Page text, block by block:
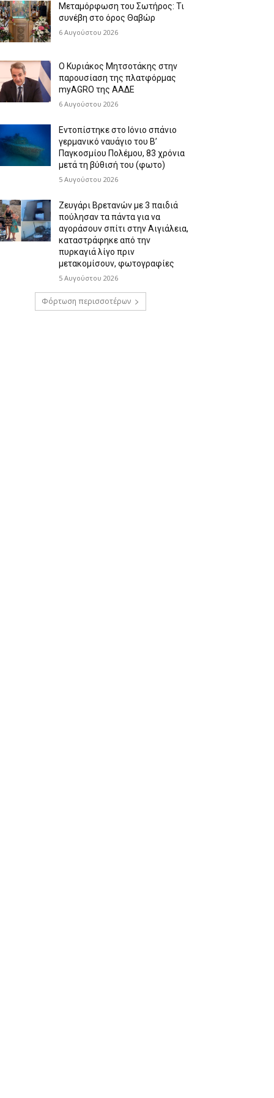
Μεταμόρφωση του Σωτήρος: Τι
συνέβη στο όρος Θαβώρ
6 Αυγούστου 2026
Ο Κυριάκος Μητσοτάκης στην
παρουσίαση της πλατφόρμας
myAGRO της ΑΑΔΕ
6 Αυγούστου 2026
Εντοπίστηκε στο Ιόνιο σπάνιο
γερμανικό ναυάγιο του Β’
Παγκοσμίου Πολέμου, 83 χρόνια
μετά τη βύθισή του (φωτο)
5 Αυγούστου 2026
Ζευγάρι Βρετανών με 3 παιδιά
πούλησαν τα πάντα για να
αγοράσουν σπίτι στην Αιγιάλεια,
καταστράφηκε από την
πυρκαγιά λίγο πριν
μετακομίσουν, φωτογραφίες
5 Αυγούστου 2026
Φόρτωση περισσοτέρων